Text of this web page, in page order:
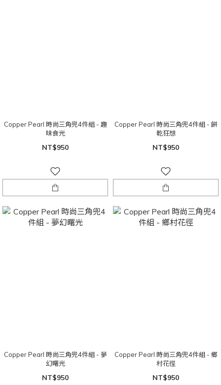
Copper Pearl 時尚三角兜4件組 - 趣
味食光
NT$950
Copper Pearl 時尚三角兜4件組 - 餅
乾狂想
NT$950
Copper Pearl 時尚三角兜4件組 - 夢
幻曙光
NT$950
Copper Pearl 時尚三角兜4件組 - 鄉
村花徑
NT$950